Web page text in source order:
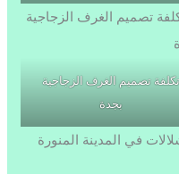
تكلفة تصميم الغرف الزجاجية
بجدة